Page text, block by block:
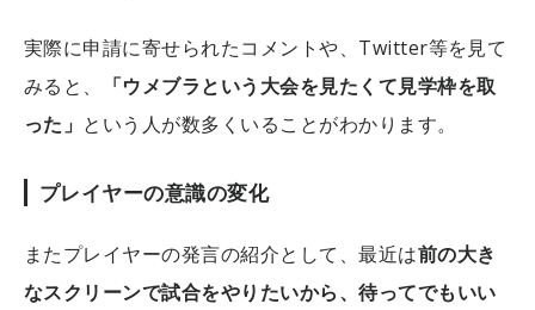
実際に申請に寄せられたコメントや、Twitter等を見て
みると、
「ウメブラという大会を見たくて見学枠を取
った」 という人が数多くいることがわかります。
プレイヤーの意識の変化
またプレイヤーの発言の紹介として、最近は前の大き
なスクリーンで試合をやりたいから、待ってでもいい